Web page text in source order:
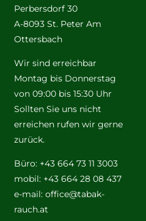
Perbersdorf 30
A-8093 St. Peter Am
Ottersbach
Wir sind erreichbar
Montag bis Donnerstag
von 09:00 bis 15:30 Uhr
Sollten Sie uns nicht
erreichen rufen wir gerne
zurück.
Büro: +43 664 73 11 3003
mobil: +43 664 28 08 437
e-mail: office@tabak-
rauch.at